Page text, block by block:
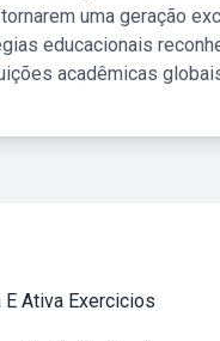
uma geração
educacionais
acadêmicas
Ativa Exercicios